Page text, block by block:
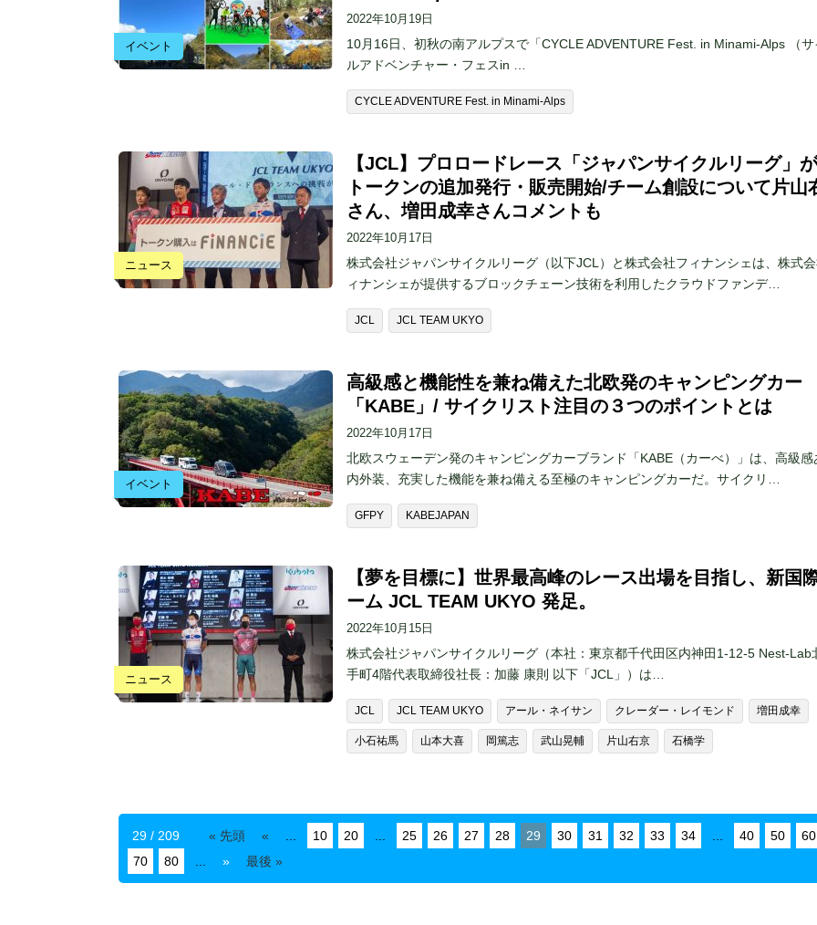
イベント
2022年10月19日
10月16日、初秋の南アルプスで「CYCLE ADVENTURE Fest. in Minami-Alps （サ
ルアドベンチャー・フェスin …
CYCLE ADVENTURE Fest. in Minami-Alps
ニュース
【JCL】プロロードレース「ジャパンサイクルリーグ」が
トークンの追加発行・販売開始/チーム創設について片山
さん、増田成幸さんコメントも
2022年10月17日
株式会社ジャパンサイクルリーグ（以下JCL）と株式会社フィナンシェは、株式
ィナンシェが提供するブロックチェーン技術を利用したクラウドファンデ…
JCL JCL TEAM UKYO
イベント
高級感と機能性を兼ね備えた北欧発のキャンピングカー
「KABE」/ サイクリスト注目の３つのポイントとは
2022年10月17日
北欧スウェーデン発のキャンピングカーブランド「KABE（カーべ）」は、高級感
内外装、充実した機能を兼ね備える至極のキャンピングカーだ。サイクリ…
GFPY KABEJAPAN
ニュース
【夢を目標に】世界最高峰のレース出場を目指し、新国
ーム JCL TEAM UKYO 発足。
2022年10月15日
株式会社ジャパンサイクルリーグ（本社：東京都千代田区内神田1-12-5 Nest-Lab
手町4階代表取締役社長：加藤 康則 以下「JCL」）は…
JCL JCL TEAM UKYO アール・ネイサン クレーダー・レイモンド 増田成幸
小石祐馬 山本大喜 岡篤志 武山晃輔 片山右京 石橋学
29 / 209 « 先頭 « 10 20 25 26 27 28 29 30 31 32 33 34 40 50
60
70
80 » 最後 »